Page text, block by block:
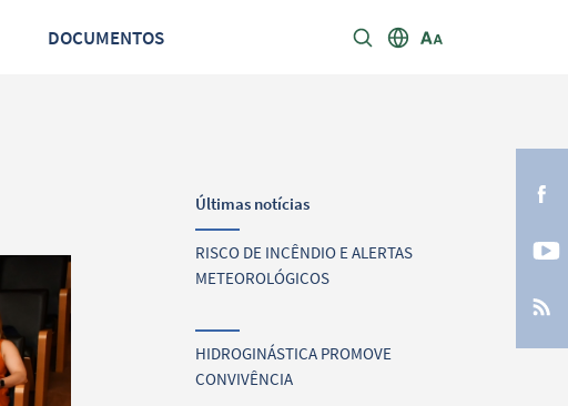
DOCUMENTOS
Últimas notícias
RISCO DE INCÊNDIO E ALERTAS
METEOROLÓGICOS
HIDROGINÁSTICA PROMOVE
CONVIVÊNCIA